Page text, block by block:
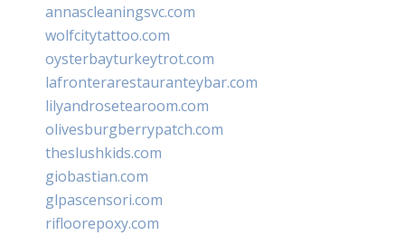
annascleaningsvc.com
wolfcitytattoo.com
oysterbayturkeytrot.com
lafronterarestauranteybar.com
lilyandrosetearoom.com
olivesburgberrypatch.com
theslushkids.com
giobastian.com
glpascensori.com
rifloorepoxy.com